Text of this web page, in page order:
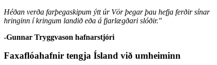
Héðan verða farþegaskipum ýtt úr Vör þegar þau hefja ferðir sínar
hringinn í kringum landið eða á fjarlægðari slóðir."
-Gunnar Tryggvason hafnarstjóri
Faxaflóahafnir tengja Ísland við umheiminn